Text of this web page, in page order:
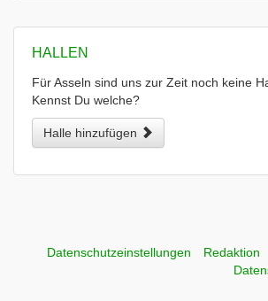
HALLEN
Für Asseln sind uns zur Zeit noch keine
Kennst Du welche?
Halle hinzufügen
Datenschutzeinstellungen Redaktion